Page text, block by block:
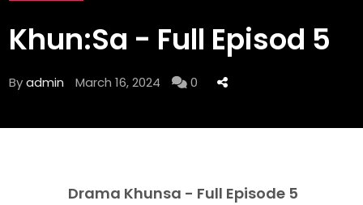
Khun:Sa - Full Episod 5
Byadmin March 16, 2024 0
Drama Khunsa - Full Episode 5